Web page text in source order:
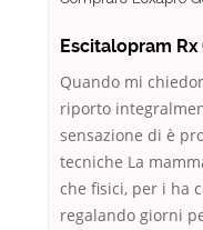
Escitalopram
Quando mi
riporto
sensazione di è
tecniche La
che fisici, per i ha
regalando giorni